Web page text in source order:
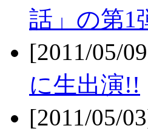
話」の第1
[2011/05/
に生出演!!
[2011/05/